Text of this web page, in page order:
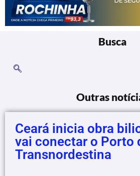
Busca
Outras
Ceará inicia obra
vai conectar o Porto
Transnordestina